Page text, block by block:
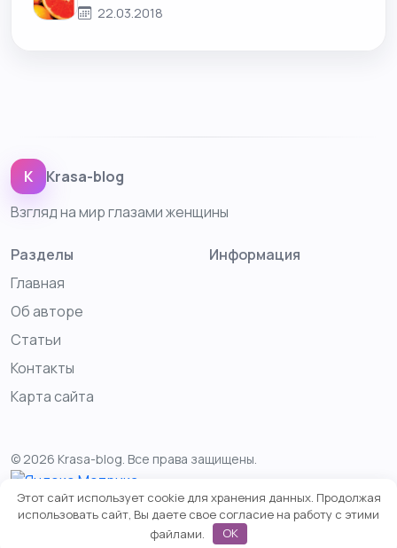
22.03.2018
K
Krasa-blog
Взгляд на мир глазами женщины
Разделы
Главная
Об авторе
Статьи
Контакты
Карта сайта
Информация
© 2026 Krasa-blog. Все права защищены.
Этот сайт использует cookie для хранения данных. Продолжая
использовать сайт, Вы даете свое согласие на работу с этими
файлами.
OK